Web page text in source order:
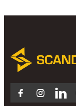
Facebook